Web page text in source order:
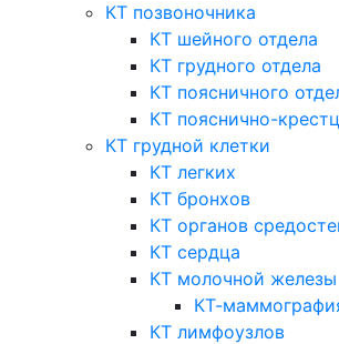
КТ позвоночника
КТ шейного отдела
КТ грудного отдела
КТ поясничного
КТ пояснично-
КТ грудной клетки
КТ легких
КТ бронхов
КТ органов
КТ сердца
КТ молочной железы
КТ-
КТ лимфоузлов